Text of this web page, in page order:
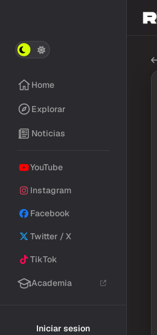
Home
Explorar
Noticias
YouTube
Instagram
Facebook
Twitter / X
TikTok
Academia
Iniciar sesion